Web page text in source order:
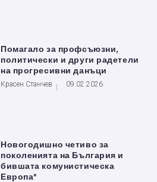
Помагало за профсъюзни,
политически и други радетели
на прогресивни данъци
Красен Станчев 09.02.2026
Новогодишно четиво за
поколенията на България и
бившата комунистическа
Европа*